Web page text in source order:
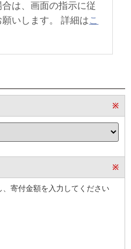
は、画面の指示に従
いします。 詳細はこ
※
※
寄付金額を入力してください